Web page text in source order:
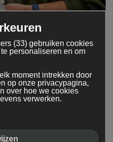
land, dus ze
logistiek gezien zijn ze
‘Wij zijn sneller in New
zit. Simpelweg door het
het daar nacht is.’
die in 1966 een
blok met andere kwekers
aan geven, het is
(33) gebruiken cookies
personaliseren en om
moment intrekken door
op onze privacypagina,
over hoe we cookies
verwerken.